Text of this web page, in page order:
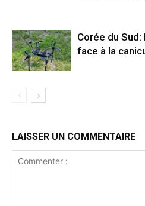
Corée du
face à la
LAISSER UN COMMENTAIRE